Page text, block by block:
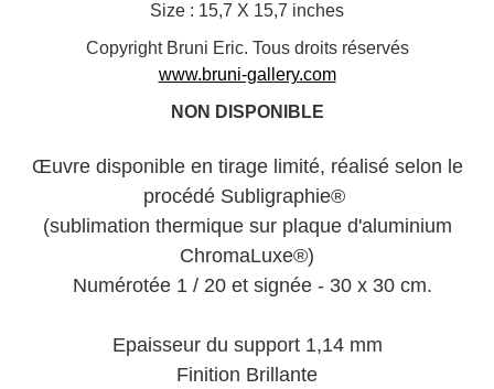
Size : 15,7 X 15,7 inches
Copyright Bruni Eric. Tous droits réservés
www.bruni-gallery.com
NON DISPONIBLE
Œuvre disponible en tirage limité, réalisé selon le
procédé Subligraphie®
(sublimation thermique sur plaque d'aluminium
ChromaLuxe®)
Numérotée 1 / 20 et signée - 30 x 30 cm.
Epaisseur du support 1,14 mm
Finition Brillante